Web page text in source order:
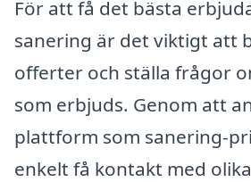
För att få det bästa
sanering är det viktigt att
offerter och ställa frågor
som erbjuds. Genom att
plattform som sanering-
enkelt få kontakt med olika